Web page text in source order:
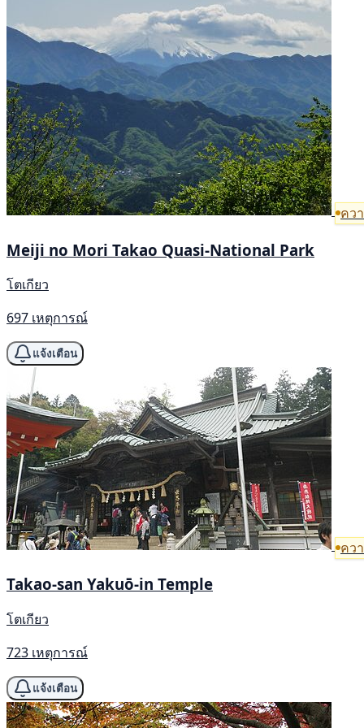
คว
Meiji no Mori Takao Quasi-National Park
โตเกียว
697 เหตุการณ์
แจ้งเตือน
คว
Takao-san Yakuō-in Temple
โตเกียว
723 เหตุการณ์
แจ้งเตือน